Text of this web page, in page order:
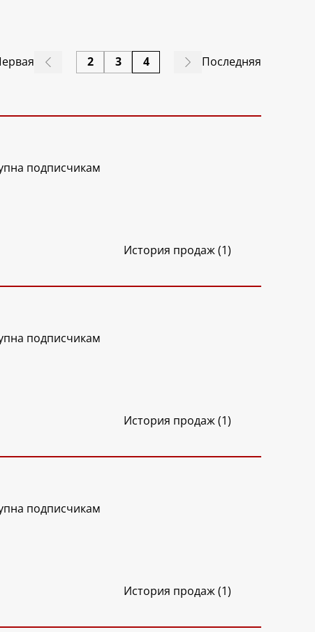
2 3 4 Последняя
подписчикам
История продаж (1)
подписчикам
История продаж (1)
подписчикам
История продаж (1)